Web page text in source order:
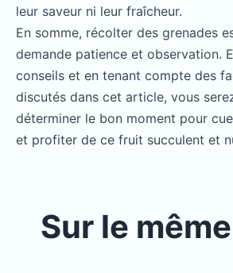
leur saveur ni leur fraîcheur.
En somme, récolter des grenades
demande patience et observation.
conseils et en tenant compte des
discutés dans cet article, vous
déterminer le bon moment pour
et profiter de ce fruit succulent et
Sur le